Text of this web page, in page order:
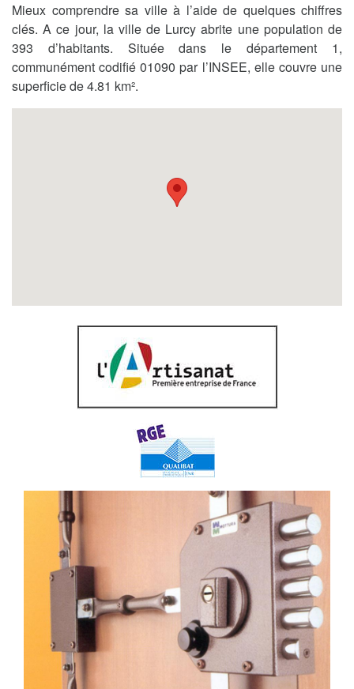
Mieux comprendre sa ville à l’aide de quelques chiffres
clés. A ce jour, la ville de Lurcy abrite une population de
393 d’habitants. Située dans le département 1,
communément codifié 01090 par l’INSEE, elle couvre une
superficie de 4.81 km².